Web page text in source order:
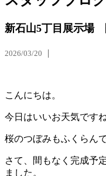
新石山5丁目展示場
2026/03/20
こんにちは。
今日はいいお天気ですね
桜のつぼみもふくらん
さて、間もなく完成予
ました。